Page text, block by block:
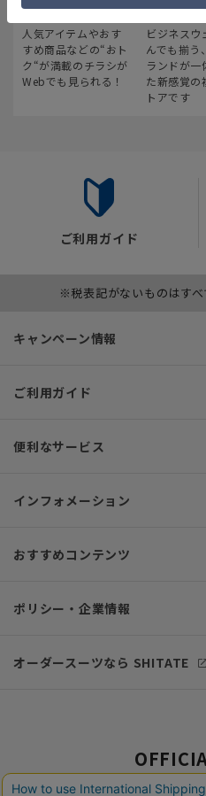
最新のお買い得情報
人気アイテムやおす
すめ商品などの“おト
ク“が満載のチラシが
Webでも見られる！
スーツ
ビジネスウ
んでも揃う
ランドが一
た新感覚の
トアです
ご利用ガイド
※税表記がないものはす
キャンペーン情報
ご利用ガイド
便利なサービス
インフォメーション
おすすめコンテンツ
ポリシー・企業情報
オーダースーツなら SHITATE